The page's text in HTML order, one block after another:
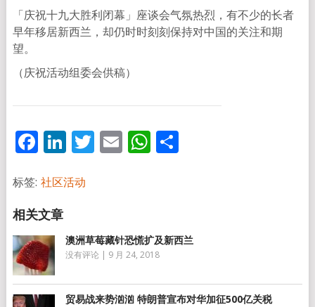
「庆祝十九大胜利闭幕」座谈会气氛热烈，有不少的长者
早年移居新西兰，却仍时时刻刻保持对中国的关注和期
望。
（庆祝活动组委会供稿）
Facebook
LinkedIn
Twitter
EmailWhatsApp
分
标签: 社区活动
澳洲草莓藏针恐慌扩及新西兰
没有评论 | 9 月 24, 2018
贸易战来势汹汹 特朗普宣布对华加征500亿关税